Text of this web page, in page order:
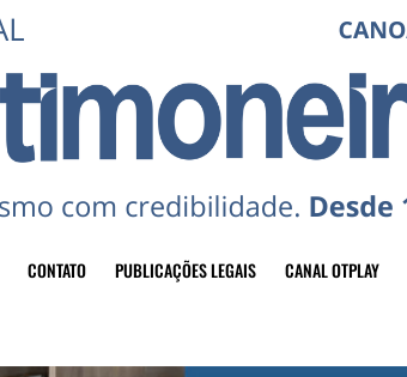
CONTATO PUBLICAÇÕES LEGAIS CANAL OTPLAY